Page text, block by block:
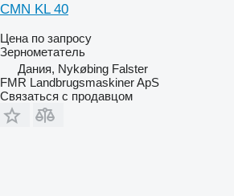
CMN KL 40
Цена по запросу
Зернометатель
Дания, Nykøbing Falster
FMR Landbrugsmaskiner ApS
Связаться с продавцом